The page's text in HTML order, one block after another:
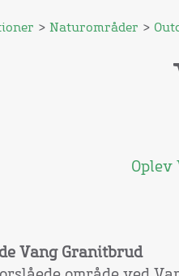
> Naturområder >
Oplev
Vang Granitbrud